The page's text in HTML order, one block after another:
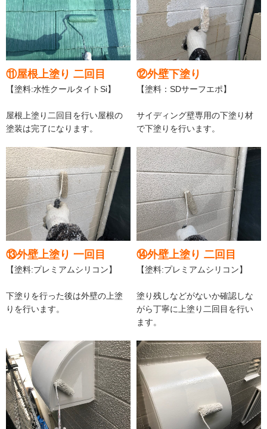
⑪屋根上塗り 二回目
【塗料:水性クールタイトSi】
屋根上塗り二回目を行い屋根の
塗装は完了になります。
⑫外壁下塗り
【塗料：SDサーフエポ】
サイディング壁専用の下塗り材
で下塗りを行います。
⑬外壁上塗り 一回目
【塗料:プレミアムシリコン】
下塗りを行った後は外壁の上塗
りを行います。
⑭外壁上塗り 二回目
【塗料:プレミアムシリコン】
塗り残しなどがないか確認しな
がら丁寧に上塗り二回目を行い
ます。